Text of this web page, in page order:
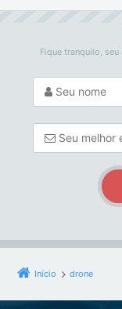
Fique tranquilo,
Início drone